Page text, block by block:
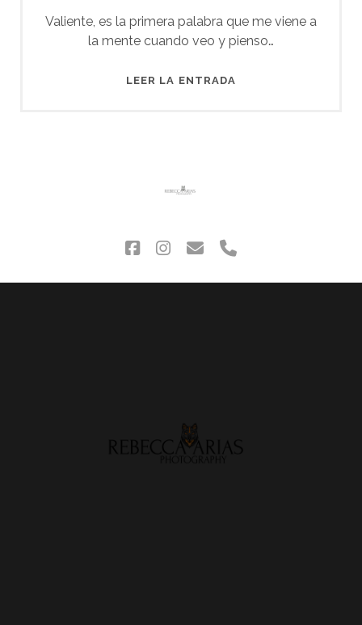
Valiente, es la primera palabra que me viene a
la mente cuando veo y pienso…
LEER LA ENTRADA
facebook
instagram
correophone